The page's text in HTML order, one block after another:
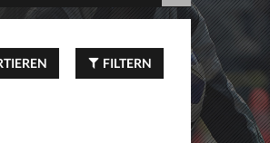
FILTERN